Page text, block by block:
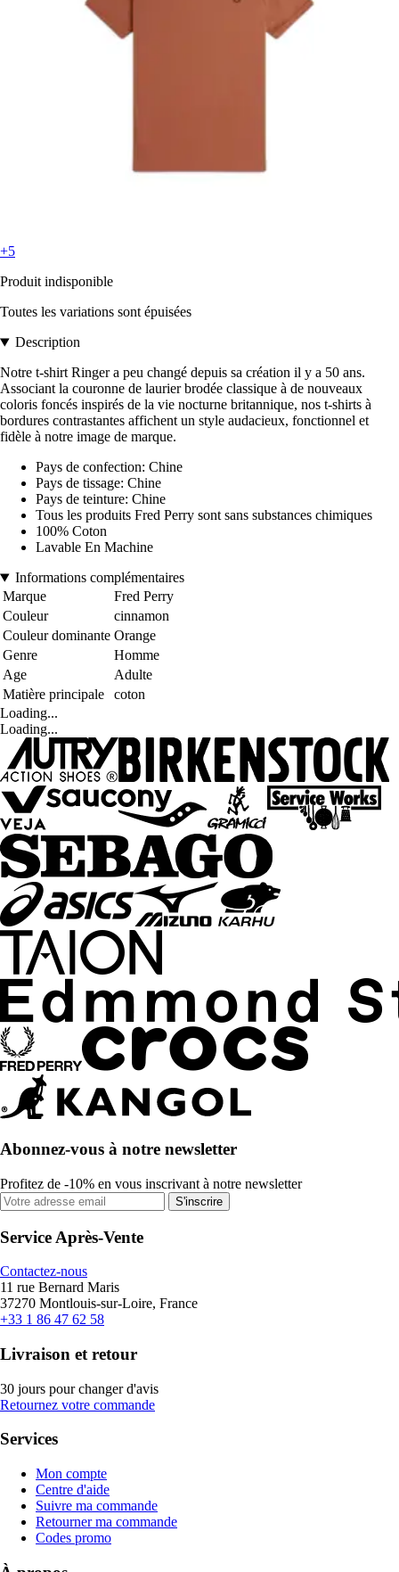
+5
Produit indisponible
Toutes les variations sont épuisées
Description
Notre t-shirt Ringer a peu changé depuis sa création il y a 50 ans.
Associant la couronne de laurier brodée classique à de nouveaux
coloris foncés inspirés de la vie nocturne britannique, nos t-shirts à
bordures contrastantes affichent un style audacieux, fonctionnel et
fidèle à notre image de marque.
Pays de confection: Chine
Pays de tissage: Chine
Pays de teinture: Chine
Tous les produits Fred Perry sont sans substances chimiques
100% Coton
Lavable En Machine
Informations complémentaires
Marque
Fred Perry
Couleur
cinnamon
Couleur dominante Orange
Genre
Homme
Age
Adulte
Matière principale
coton
Loading...
Loading...
Abonnez-vous à notre newsletter
Profitez de -10% en vous inscrivant à notre newsletter
S'inscrire
Service Après-Vente
Contactez-nous
11 rue Bernard Maris
37270 Montlouis-sur-Loire, France
+33 1 86 47 62 58
Livraison et retour
30 jours pour changer d'avis
Retournez votre commande
Services
Mon compte
Centre d'aide
Suivre ma commande
Retourner ma commande
Codes promo